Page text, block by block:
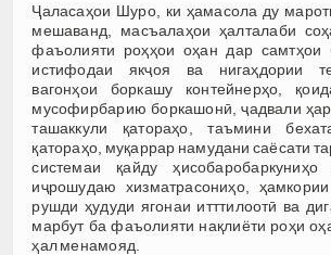
Ҷаласаҳои Шуро, ки ҳамасола ду
мешаванд, масъалаҳои ҳалталаби
фаъолияти роҳҳои оҳан дар самтҳои
истифодаи якҷоя ва нигаҳдории
вагонҳои боркашу контейнерҳо,
мусофирбарию боркашонӣ, ҷадвали
ташаккули қатораҳо, таъмини
қатораҳо, муқаррар намудани саёсати
системаи қайду
иҷрошудаю хизматрасониҳо, ҳамкории
рушди ҳудуди ягонаи итттилоотӣ ва
марбут ба фаъолияти нақлиёти роҳи
ҳал менамояд.